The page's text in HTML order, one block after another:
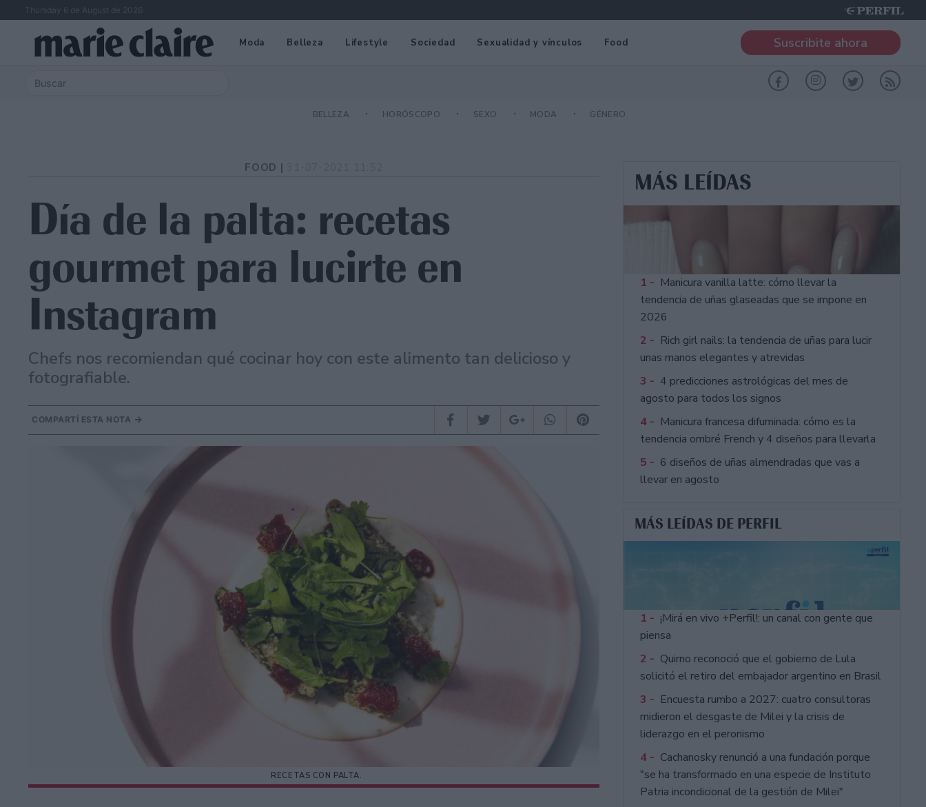
Thursday 6 de August de 2026
Moda Belleza Lifestyle Sociedad Sexualidad y vínculos Food Suscribite ahora
BELLEZA HORÓSCOPO SEXO MODA GÉNERO
FOOD |
Día de la palta: recetas
gourmet para lucirte en
Instagram
Chefs nos recomiendan qué cocinar hoy con este alimento tan delicioso y
fotografiable.
COMPARTÍ ESTA NOTA
RECETAS CON PALTA.
MÁS LEÍDAS
1 - Manicura vanilla latte: cómo llevar la
tendencia de uñas glaseadas que se impone en
2026
2 - Rich girl nails: la tendencia de uñas para lucir
unas manos elegantes y atrevidas
3 - 4 predicciones astrológicas del mes de
agosto para todos los signos
4 - Manicura francesa difuminada: cómo es la
tendencia ombré French y 4 diseños para llevarla
5 - 6 diseños de uñas almendradas que vas a
llevar en agosto
MÁS LEÍDAS DE PERFIL
1 - ¡Mirá en vivo +Perfil!: un canal con gente que
piensa
2 - Quirno reconoció que el gobierno de Lula
solicitó el retiro del embajador argentino en Brasil
3 - Encuesta rumbo a 2027: cuatro consultoras
midieron el desgaste de Milei y la crisis de
liderazgo en el peronismo
4 - Cachanosky renunció a una fundación porque
"se ha transformado en una especie de Instituto
Patria incondicional de la gestión de Milei"